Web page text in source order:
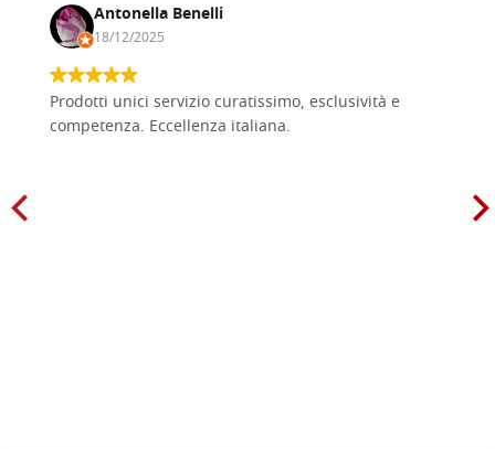
Antonella Benelli
18/12/2025
Prodotti unici servizio curatissimo, esclusività e
competenza. Eccellenza italiana.